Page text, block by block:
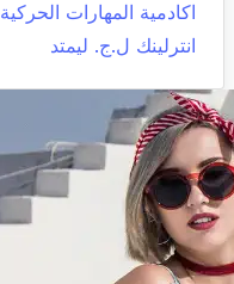
اكادمية المهارات الحركية
انترلينك ل.ج. ليمتد